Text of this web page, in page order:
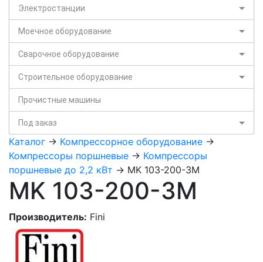
Электростанции
Моечное оборудование
Сварочное оборудование
Строительное оборудование
Прочистные машины
Под заказ
Каталог -> Компрессорное оборудование ->
Компрессоры поршневые -> Компрессоры
поршневые до 2,2 кВт -> MK 103-200-3M
MK 103-200-3M
Производитель: Fini